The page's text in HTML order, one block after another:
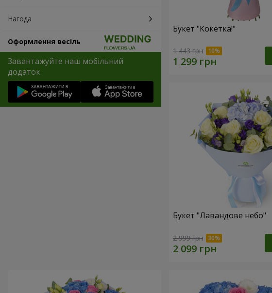
Нагода
Оформлення весіль
Завантажуйте наш мобільний
додаток
Букет "Кокетка!"
1 443 грн
Букет "Лавандове небо"
2 999 грн